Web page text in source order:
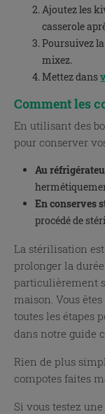
Ajoutez les
casserole
Poursuivez
mixez.
Mettez dans
Comment les
En utilisant des
pour conserver
Au
En conserves
procédé de
La stérilisation
prolonger la
particulièrement
maison. Vous
toutes les étapes
dans notre guide
Rien de plus
compotes faites
Si vous testez